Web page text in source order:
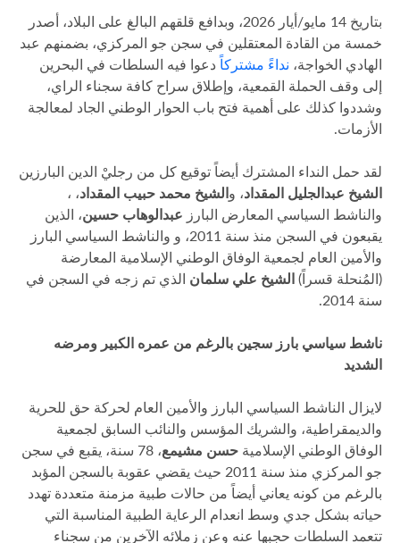
بتاريخ 14 مايو/أيار 2026، وبدافع قلقهم البالغ على البلاد، أصدر
خمسة من القادة المعتقلين في سجن جو المركزي، بضمنهم عبد
الهادي الخواجة، نداءً مشتركاًدعوا فيه السلطات في البحرين
إلى وقف الحملة القمعية، وإطلاق سراح كافة سجناء الراي،
وشددوا كذلك على أهمية فتح باب الحوار الوطني الجاد لمعالجة
الأزمات.
لقد حمل النداء المشترك أيضاً توقيع كل من رجليْ الدين البارزين
الشيخ عبدالجليل المقداد، والشيخ محمد حبيب المقداد، ،
والناشط السياسي المعارض البارز عبدالوهاب حسين، الذين
يقبعون في السجن منذ سنة 2011، و والناشط السياسي البارز
والأمين العام لجمعية الوفاق الوطني الإسلامية المعارضة
(المُنحلة قسراً) الشيخ علي سلمان الذي تم زجه في السجن في
سنة 2014.
ناشط سياسي بارز سجين بالرغم من عمره الكبير ومرضه
الشديد
لايزال الناشط السياسي البارز والأمين العام لحركة حق للحرية
والديمقراطية، والشريك المؤسس والنائب السابق لجمعية
الوفاق الوطني الإسلامية حسن مشيمع
، 78 سنة، يقبع في سجن
جو المركزي منذ سنة 2011 حيث يقضي عقوبة بالسجن المؤبد
بالرغم من كونه يعاني أيضاً من حالات طبية مزمنة متعددة تهدد
حياته بشكل جدي وسط انعدام الرعاية الطبية المناسبة التي
تتعمد السلطات حجبها عنه وعن زملائه الآخرين من سجناء